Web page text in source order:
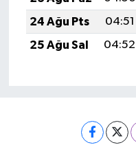
24 Ağu Pts
04:51
25 Ağu Sal
04:52